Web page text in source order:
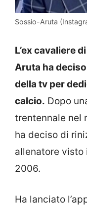
Sossio-Aruta
L’ex cavaliere
Aruta ha
della tv per
calcio. Dopo
trentennale nel
ha deciso di
allenatore
2006.
Ha lanciato